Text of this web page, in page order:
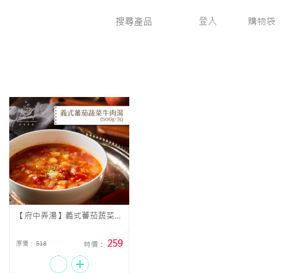
登入 購物袋
【府中弄湯】義式蕃茄蔬菜牛
原價：518 特價： 259